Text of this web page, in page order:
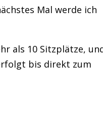
Mal werde ich
als 10 Sitzplätze,
bis direkt zum